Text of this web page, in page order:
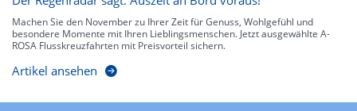
Machen Sie den November zu Ihrer Zeit für Genuss, Wohlgefühl und
besondere Momente mit Ihren Lieblingsmenschen. Jetzt ausgewählte A-
ROSA Flusskreuzfahrten mit Preisvorteil sichern.
Artikel ansehen